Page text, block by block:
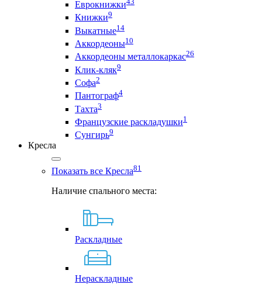
Еврокнижки
Книжки9
Выкатные14
Аккордеоны10
Аккордеоны металлокаркас26
Клик-кляк9
Софа2
Пантограф4
Тахта3
Французские раскладушки1
Сунгирь9
Кресла
Показать все Кресла81
Наличие спального места:
Раскладные
Нераскладные